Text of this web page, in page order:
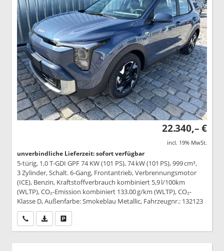
22.340,– €
incl. 19% MwSt.
unverbindliche Lieferzeit: sofort verfügbar
5-türig, 1,0 T-GDI GPF 74 KW (101 PS), 74 kW (101 PS), 999 cm³,
3 Zylinder, Schalt. 6-Gang, Frontantrieb, Verbrennungsmotor
(ICE), Benzin, Kraftstoffverbrauch kombiniert 5,9 l/100km
(WLTP), CO₂-Emission kombiniert 133.00 g/km (WLTP), CO₂-
Klasse D, Außenfarbe: Smokeblau Metallic, Fahrzeugnr.: 132123
Wir rufen Sie anPDF-Datei, Fahrzeugexposé drucken